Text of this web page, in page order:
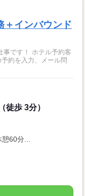
＋インバウンド
事です！ ホテル予約客
約を入力、メール問
徒歩 3分）
60分...